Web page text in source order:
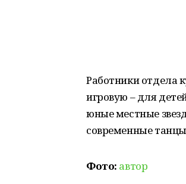
Работники отдела
игровую – для
юные местные
современные
Фото: автор